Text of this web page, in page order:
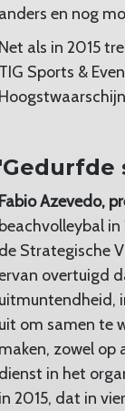
anders en nog
Net als in 2015
TIG Sports &
'Gedurfde
Fabio Azevedo,
beachvolleybal
de Strategische
overtuigd
uitmuntendheid,
uit om samen te
maken, zowel op
dienst in het
in 2015, dat in